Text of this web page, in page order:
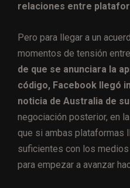
relaciones entre
Pero para llegar a un
momentos de tensión
de que se anunciara la
código, Facebook llegó
noticia de Australia de
negociación posterior, en
que si ambas plataformas
suficientes con los
para empezar a avanzar